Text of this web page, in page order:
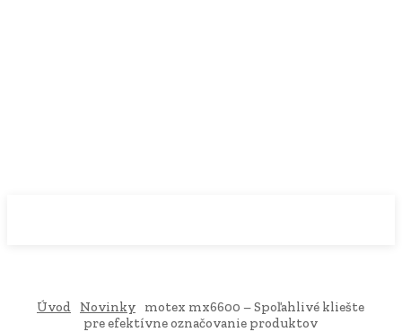
Úvod Novinky
motex mx6600 – Spoľahlivé kliešte
pre efektívne označovanie produktov